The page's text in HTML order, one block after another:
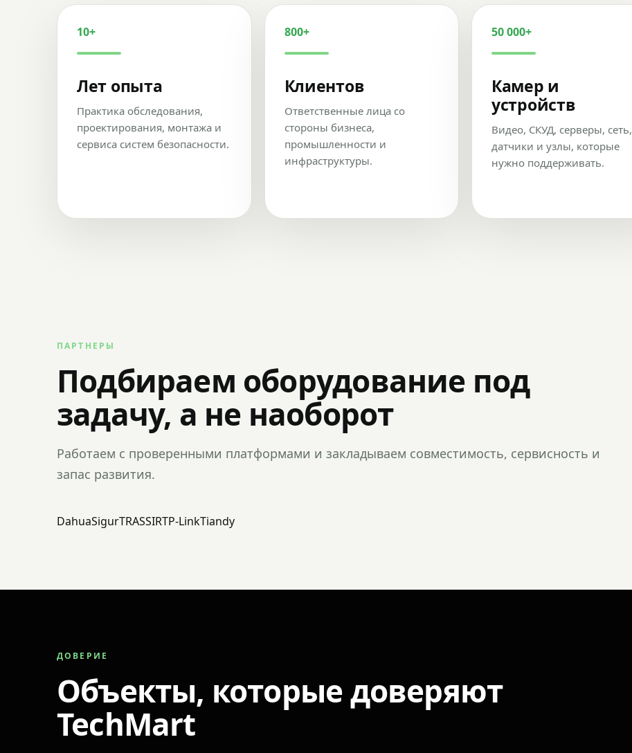
10+
Лет опыта
Практика обследования,
проектирования, монтажа и
сервиса систем безопасности.
800+
Клиентов
Ответственные лица со
стороны бизнеса,
промышленности и
инфраструктуры.
50 000+
Камер и
устройств
Видео, СКУД, серверы, сеть,
датчики и узлы, которые
нужно поддерживать.
ПАРТНЕРЫ
Подбираем оборудование под
задачу, а не наоборот
Работаем с проверенными платформами и закладываем совместимость, сервисность и
запас развития.
DahuaSigurTRASSIRTP-LinkTiandy
ДОВЕРИЕ
Объекты, которые доверяют
TechMart